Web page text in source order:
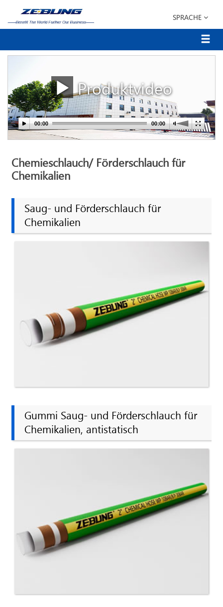
SPRACHE
Produktvideo
Chemieschlauch/ Förderschlauch für
Chemikalien
Saug- und Förderschlauch für
Chemikalien
Gummi Saug- und Förderschlauch für
Chemikalien, antistatisch